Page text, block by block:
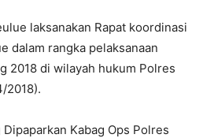
laksanakan Rapat koordinasi
dalam rangka pelaksanaan
2018 di wilayah hukum Polres
2018).
Kabag Ops Polres